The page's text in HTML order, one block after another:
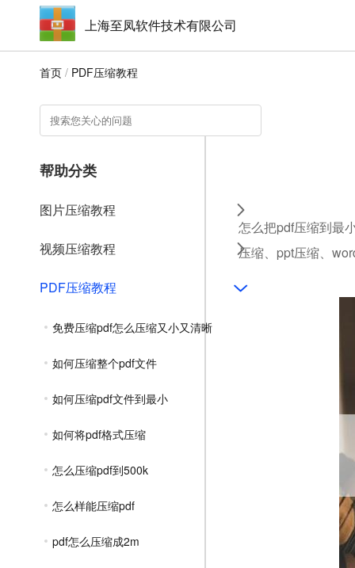
上海至凤软件技术有限公司
首页 / PDF压缩教程
帮助分类
图片压缩教程
视频压缩教程
PDF压缩教程
免费压缩pdf怎么压缩又小又清晰
如何压缩整个pdf文件
如何压缩pdf文件到最小
如何将pdf格式压缩
怎么压缩pdf到500k
怎么样能压缩pdf
pdf怎么压缩成2m
怎么把pdf压缩到最
压缩、ppt压缩、